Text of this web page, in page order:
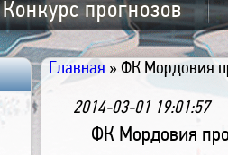
Конкурс прогнозов
Главная » ФК Мордовия
2014-03-01 19:01:57
ФК Мордовия